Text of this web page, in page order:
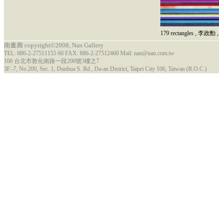
179 rectangles , 李政勳 ,
南畫廊 copyright©2008, Nan Gallery
TEL: 886-2-27511155 60 FAX: 886-2-27512460 Mail: nan@nan.com.tw
106 台北市敦化南路一段200號3樓之7
3F.-7, No.200, Sec. 1, Dunhua S. Rd., Da-an District, Taipei City 106, Taiwan (R.O.C.)